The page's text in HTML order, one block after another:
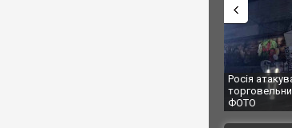
Росія атакувала Суми КАБами: пошкоджено
торговельний центр, будинки, є постраждалі.